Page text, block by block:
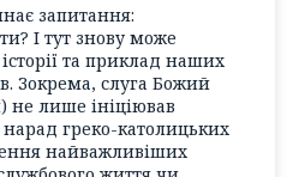
запитання:
І тут знову може
та приклад наших
Зокрема, слуга Божий
лише ініціював
греко-католицьких
найважливіших